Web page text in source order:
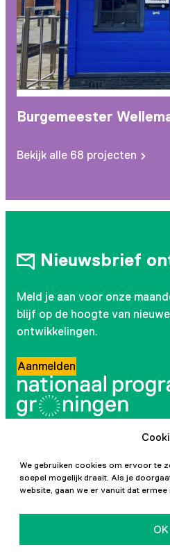
We gebruiken cookies om ervoor te
soepel mogelijk draait. Als je
website, gaan we er vanuit dat ermee
OK
Bekijk alle 68 projecten
Burgemeester
InstagramLinkedIn YouTube Facebook
Nieuwsbrief
Meld je aan voor onze
blijf op de hoogte van
ontwikkelingen.
Aanmelden